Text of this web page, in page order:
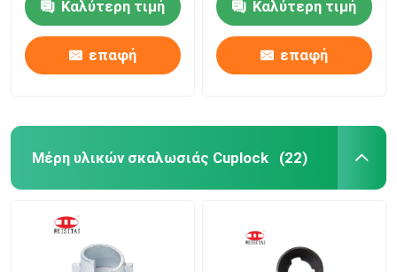
Καλύτερη τιμή
επαφή
Καλύτερη τιμή
επαφή
Μέρη υλικών σκαλωσιάς Cuplock (22)